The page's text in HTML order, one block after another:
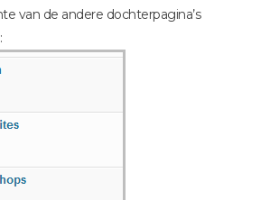
van de andere dochterpagina’s
: